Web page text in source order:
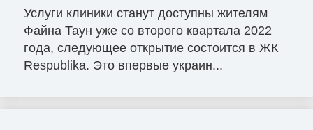
Услуги клиники станут доступны жителям
Файна Таун уже со второго квартала 2022
года, следующее открытие состоится в ЖК
Respublika. Это впервые украин...